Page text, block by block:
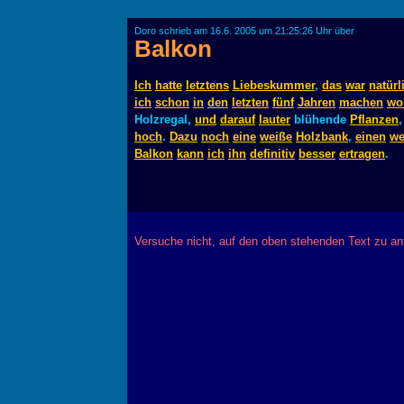
Doro schrieb am 16.6. 2005 um 21:25:26 Uhr über
Balkon
Ich hatte letztens Liebeskummer, das war
ich schon in den letzten fünf Jahren machen
Holzregal, und darauf lauter blühende Pflanzen
hoch. Dazu noch eine weiße Holzbank, einen
Balkon kann ich ihn definitiv besser ertragen.
Versuche nicht, auf den oben stehenden Text zu